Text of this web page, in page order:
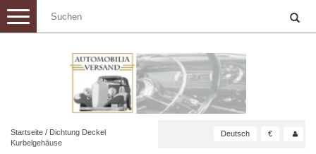
Toggle
navigation
Startseite / Dichtung Deckel
Kurbelgehäuse
Deutsch €